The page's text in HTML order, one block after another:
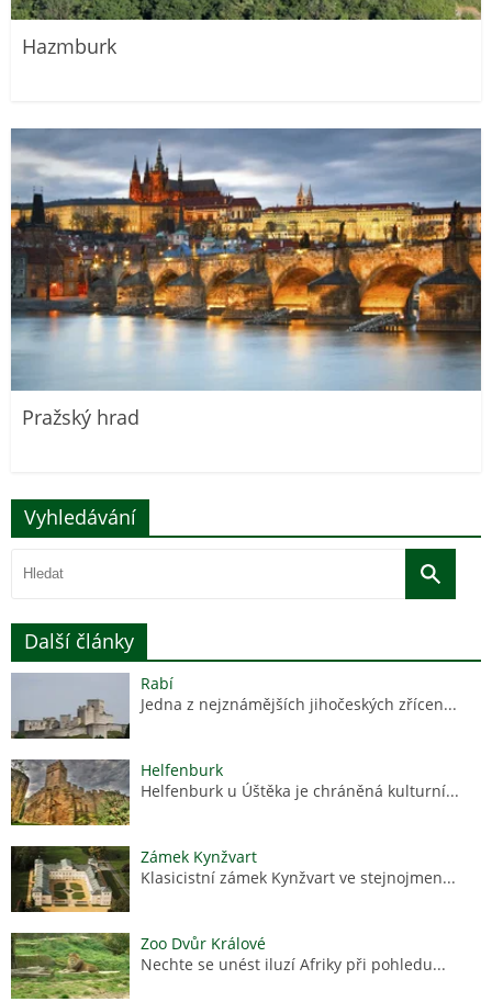
Hazmburk
Pražský hrad
Vyhledávání
Další články
Rabí
Jedna z nejznámějších jihočeských zřícen...
Helfenburk
Helfenburk u Úštěka je chráněná kulturní...
Zámek Kynžvart
Klasicistní zámek Kynžvart ve stejnojmen...
Zoo Dvůr Králové
Nechte se unést iluzí Afriky při pohledu...